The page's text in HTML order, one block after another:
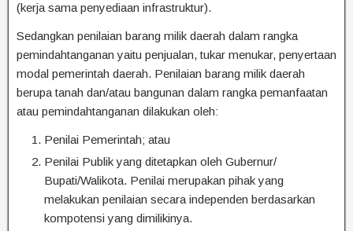
(kerja sama penyediaan infrastruktur).
Sedangkan penilaian barang milik daerah dalam rangka
pemindahtanganan yaitu penjualan, tukar menukar, penyertaan
modal pemerintah daerah. Penilaian barang milik daerah
berupa tanah dan/atau bangunan dalam rangka pemanfaatan
atau pemindahtanganan dilakukan oleh:
Penilai Pemerintah; atau
Penilai Publik yang ditetapkan oleh Gubernur/
Bupati/Walikota. Penilai merupakan pihak yang
melakukan penilaian secara independen berdasarkan
kompotensi yang dimilikinya.